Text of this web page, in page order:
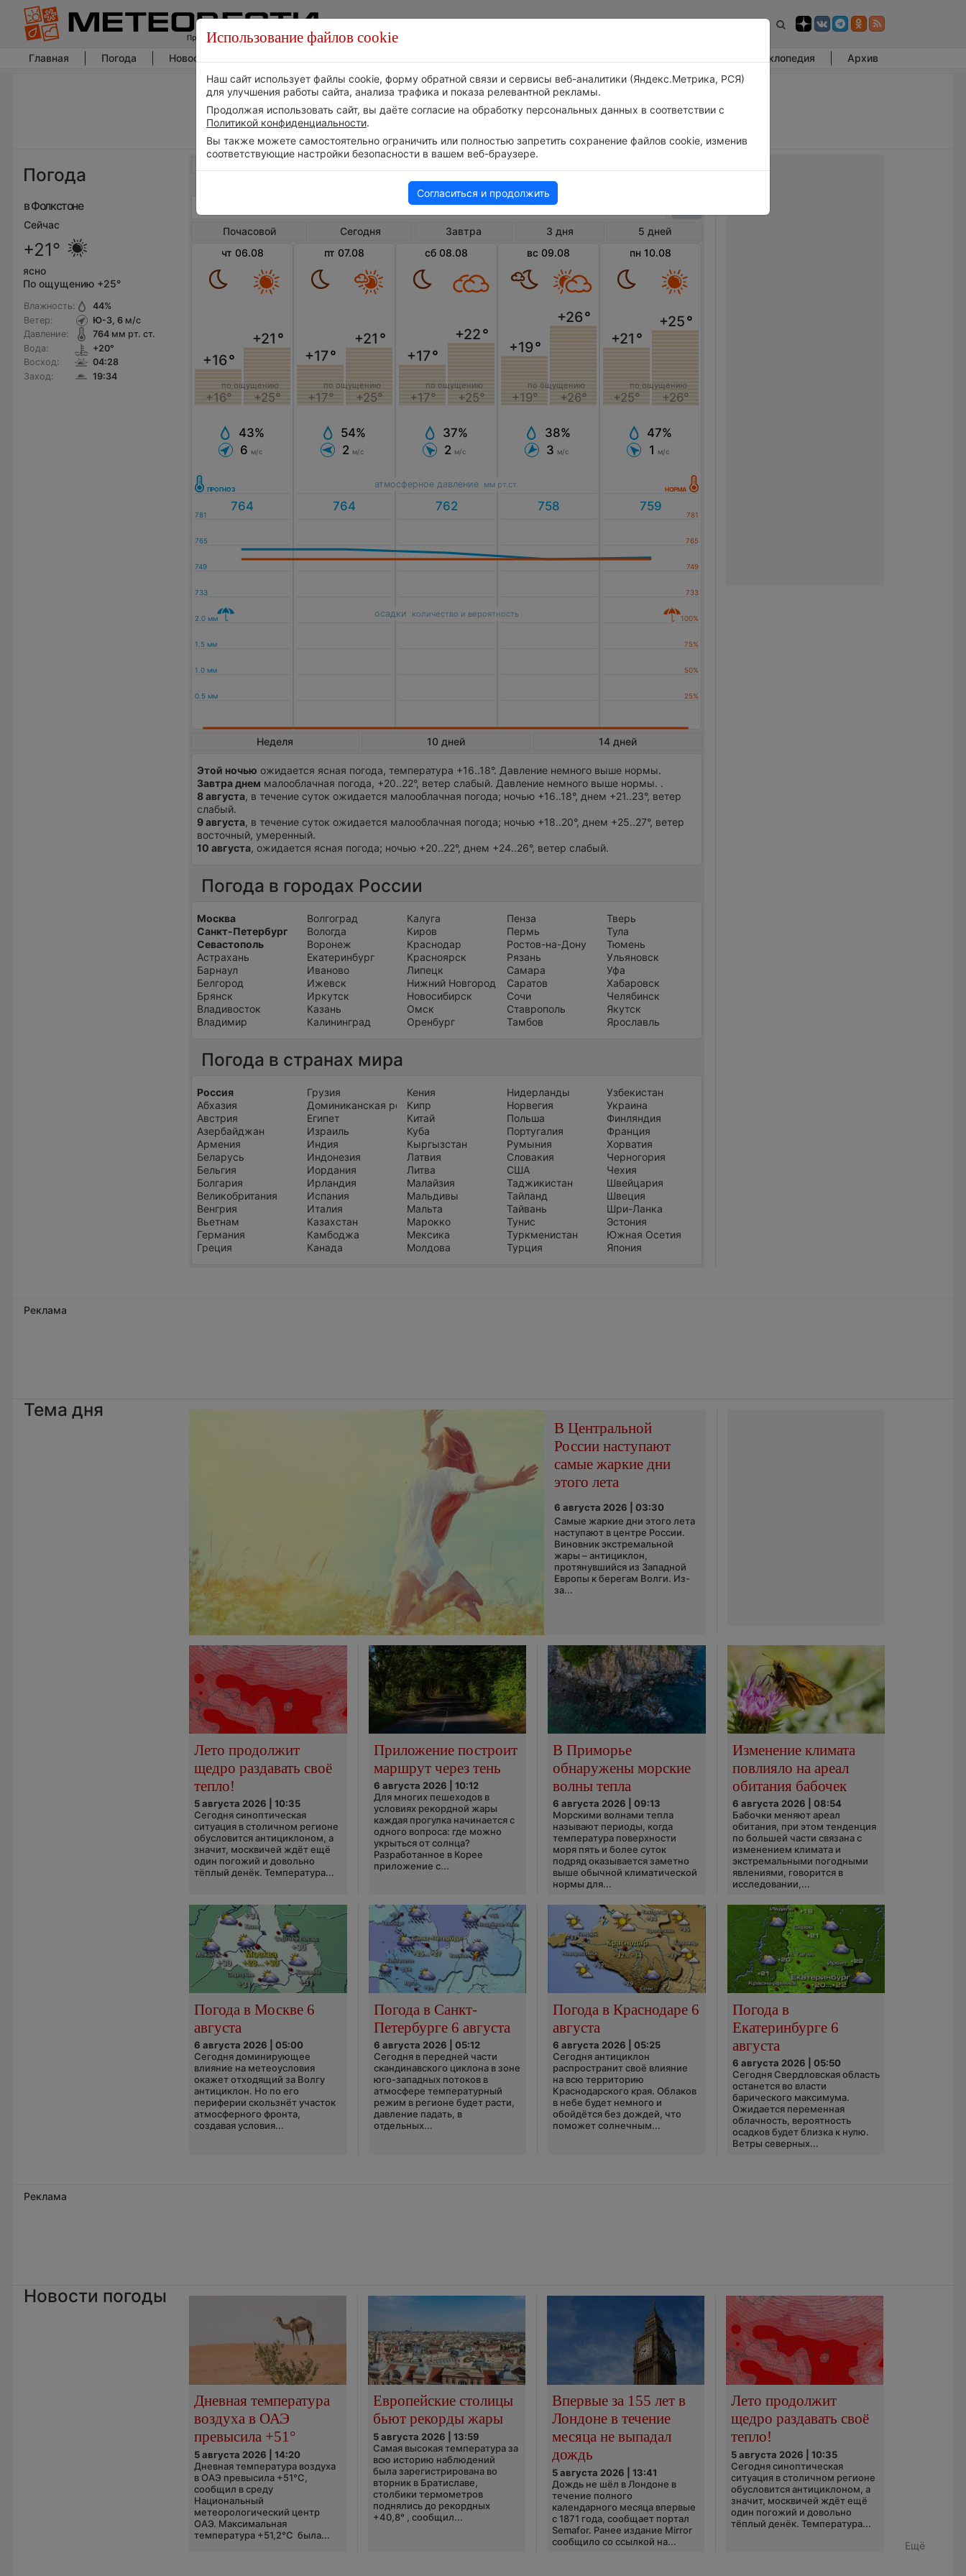
Главная Погода Новости погоды Энциклопедия Архив
Погода
в Фолкстоне
Сейчас
+21°
ясно
По ощущению +25°
Влажность:
Ветер:
Давление:
Вода:
Восход:
Заход:
44%
Ю-З, 6м/с
764мм рт. ст.
+20°
04:28
19:34
Погода в Фолкстоне
Почасовой Сегодня Завтра 3 дня
5 дней
чт 06.08
+16°
+16°
+21 °
+25°
по ощущению
43%
6 м/с
пт 07.08
+17°
+17°
+21 °
+25°
по ощущению
54%
2 м/с
сб 08.08
+17°
+17°
+22°
+25°
по ощущению
37%
2 м/с
вс 09.08
+19°
+19°
+26°
+26°
по ощущению
38%
3 м/с
пн 10.08
+21 °
+25°
+25°
+26°
по ощущению
47%
1
м/с
атмосферное давление мм рт.ст.
осадки количество и вероятность
Неделя 10 дней 14 дней
Этой ночью ожидается ясная погода, температура +16..18°. Давление немного выше нормы.
Завтра днем малооблачная погода, +20..22°, ветер слабый. Давление немного выше нормы. .
8 августа, в течение суток ожидается малооблачная погода; ночью +16..18°, днем +21..23°, ветер
слабый.
9 августа, в течение суток ожидается малооблачная погода; ночью +18..20°, днем +25..27°, ветер
восточный, умеренный.
10 августа, ожидается ясная погода; ночью +20..22°, днем +24..26°, ветер слабый.
Погода в городах России
Москва
Санкт-Петербург
Севастополь
Астрахань
Барнаул
Белгород
Брянск
Владивосток
Владимир
Волгоград
Вологда
Воронеж
Екатеринбург
Иваново
Ижевск
Иркутск
Казань
Калининград
Калуга
Киров
Краснодар
Красноярск
Липецк
Нижний Новгород
Новосибирск
Омск
Оренбург
Пенза
Пермь
Ростов-на-Дону
Рязань
Самара
Саратов
Сочи
Ставрополь
Тамбов
Тверь
Тула
Тюмень
Ульяновск
Уфа
Хабаровск
Челябинск
Якутск
Ярославль
Погода в странах мира
Россия
Абхазия
Австрия
Азербайджан
Армения
Беларусь
Бельгия
Болгария
Великобритания
Венгрия
Вьетнам
Германия
Греция
Грузия
Доминиканская республика
Египет
Израиль
Индия
Индонезия
Иордания
Ирландия
Испания
Италия
Казахстан
Камбоджа
Канада
Кения
Кипр
Китай
Куба
Кыргызстан
Латвия
Литва
Малайзия
Мальдивы
Мальта
Марокко
Мексика
Молдова
Нидерланды
Норвегия
Польша
Португалия
Румыния
Словакия
США
Таджикистан
Тайланд
Тайвань
Тунис
Туркменистан
Турция
Узбекистан
Украина
Финляндия
Франция
Хорватия
Черногория
Чехия
Швейцария
Швеция
Шри-Ланка
Эстония
Южная Осетия
Япония
Реклама
Тема дня
В Центральной
России наступают
самые жаркие дни
этого лета
6 августа 2026 | 03:30
Самые жаркие дни этого лета
наступают в центре России.
Виновник экстремальной
жары – антициклон,
протянувшийся из Западной
Европы к берегам Волги. Из-
за...
Лето продолжит
щедро раздавать своё
тепло!
5 августа 2026 | 10:35
Сегодня синоптическая
ситуация в столичном регионе
обусловится антициклоном, а
значит, москвичей ждёт ещё
один погожий и довольно
тёплый денёк. Температура...
Приложение построит
маршрут через тень
6 августа 2026 | 10:12
Для многих пешеходов в
условиях рекордной жары
каждая прогулка начинается с
одного вопроса: где можно
укрыться от солнца?
Разработанное в Корее
приложение с...
В Приморье
обнаружены морские
волны тепла
6 августа 2026 | 09:13
Морскими волнами тепла
называют периоды, когда
температура поверхности
моря пять и более суток
подряд оказывается заметно
выше обычной климатической
нормы для...
Изменение климата
повлияло на ареал
обитания бабочек
6 августа 2026 | 08:54
Бабочки меняют ареал
обитания, при этом тенденция
по большей части связана с
изменением климата и
экстремальными погодными
явлениями, говорится в
исследовании,...
Погода в Москве 6
августа
6 августа 2026 | 05:00
Сегодня доминирующее
влияние на метеоусловия
окажет отходящий за Волгу
антициклон. Но по его
периферии скользнёт участок
атмосферного фронта,
создавая условия...
Погода в Санкт-
Петербурге 6 августа
6 августа 2026 | 05:12
Сегодня в передней части
скандинавского циклона в зоне
юго-западных потоков в
атмосфере температурный
режим в регионе будет расти,
давление падать, в
отдельных...
Погода в Краснодаре 6
августа
6 августа 2026 | 05:25
Сегодня антициклон
распространит своё влияние
на всю территорию
Краснодарского края. Облаков
в небе будет немного и
обойдётся без дождей, что
поможет солнечным...
Погода в
Екатеринбурге 6
августа
6 августа 2026 | 05:50
Сегодня Свердловская область
останется во власти
барического максимума.
Ожидается переменная
облачность, вероятность
осадков будет близка к нулю.
Ветры северных...
Реклама
Новости погоды
Дневная температура
воздуха в ОАЭ
превысила +51°
5 августа 2026 | 14:20
Дневная температура воздуха
в ОАЭ превысила +51°C,
сообщил в среду
Национальный
метеорологический центр
ОАЭ. Максимальная
температура +51,2°C была...
Европейские столицы
бьют рекорды жары
5 августа 2026 | 13:59
Самая высокая температура за
всю историю наблюдений
была зарегистрирована во
вторник в Братиславе,
столбики термометров
поднялись до рекордных
+40,8° , сообщил...
Впервые за 155 лет в
Лондоне в течение
месяца не выпадал
дождь
5 августа 2026 | 13:41
Дождь не шёл в Лондоне в
течение полного
календарного месяца впервые
с 1871 года, сообщает портал
Semafor. Ранее издание Mirror
сообщило со ссылкой на...
Лето продолжит
щедро раздавать своё
тепло!
5 августа 2026 | 10:35
Сегодня синоптическая
ситуация в столичном регионе
обусловится антициклоном, а
значит, москвичей ждёт ещё
один погожий и довольно
тёплый денёк. Температура...
Ещё
Использование файлов cookie
Наш сайт использует файлы cookie, форму обратной связи и сервисы веб-аналитики (Яндекс.Метрика, РСЯ)
для улучшения работы сайта, анализа трафика и показа релевантной рекламы.
Продолжая использовать сайт, вы даёте согласие на обработку персональных данных в соответствии с
Политикой конфиденциальности.
Вы также можете самостоятельно ограничить или полностью запретить сохранение файлов cookie, изменив
соответствующие настройки безопасности в вашем веб-браузере.
Согласиться и продолжить